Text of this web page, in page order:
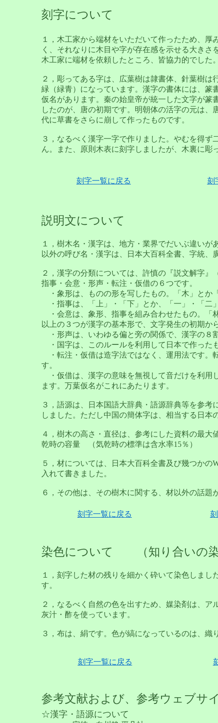
刻字について
１，木工家から端材をいただいて作ったため、
く、それなりに木目や字が存在感を示せる大きさ
木工家に端材を依頼したところ、皆協力的でした
２，彫ってある字は、広葉樹は隷書体、針葉樹
緑（緑青）になっています。漢字の書体には、
仮名があります。秦の始皇帝が統一した文字が
したのが、唐の初期です。明朝体の活字の元は
代に草書をさらに崩して作ったものです。
３，なるべく漢字一字で作りました。やむを得
ん。また、原則木表に刻字しましたが、木裏に彫
刻字一覧に戻る 刻
説明文について
１，樹木名・漢字は、地方・業界でだいぶ違い
以外の呼び名・漢字は、日本大百科全書、字統、
２，漢字の分類については、許慎の『説文解字
指事・会意・形声・転注・仮借の６つです。
・象形は、ものの形を写したもの。「木」とか
・指事は、「上」・「下」とか、「一」・「二
・会意は、象形、指事を組み合わせたもの。「
以上の３つが漢字の基本形で、文字発生の初期か
・形声は、いわゆる偏と旁の関係で、漢字の８
・国字は、このルールを利用して日本で作った
・転注・仮借は造字法ではなく、運用法です。
す。
・仮借は、漢字の意味を無視して音だけを利用
ます。万葉仮名がこれにあたります。
３，語源は、日本国語大辞典・語源辞典等を参
しました。ただし中国の簡体字は、相当する日本
４，樹木の高さ・直径は、参考にした資料の最
乾時の容量 （気乾時の標準は含水率15％）
５，材については、日本大百科全書及び幾つか
入れて書きました。
６，その他は、その樹木に関する、材以外の話題
刻字一覧に戻る
染色について （知り合いの染
１，刻字した材の残りを細かく砕いて染色しま
す。
２，なるべく自然の色を出すため、媒染剤は、
灰汁・酢を使っています。
３，布は、絹です。色が縞になっているのは、織
刻字一覧に戻る
参考文献および、参考ウェブサ
☆漢字・語源について